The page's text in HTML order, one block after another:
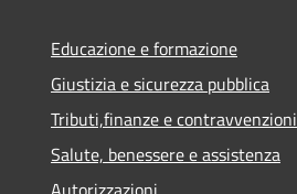
Educazione e formazione
Giustizia e sicurezza pubblica
Tributi,finanze e contravvenzioni
Salute, benessere e assistenza